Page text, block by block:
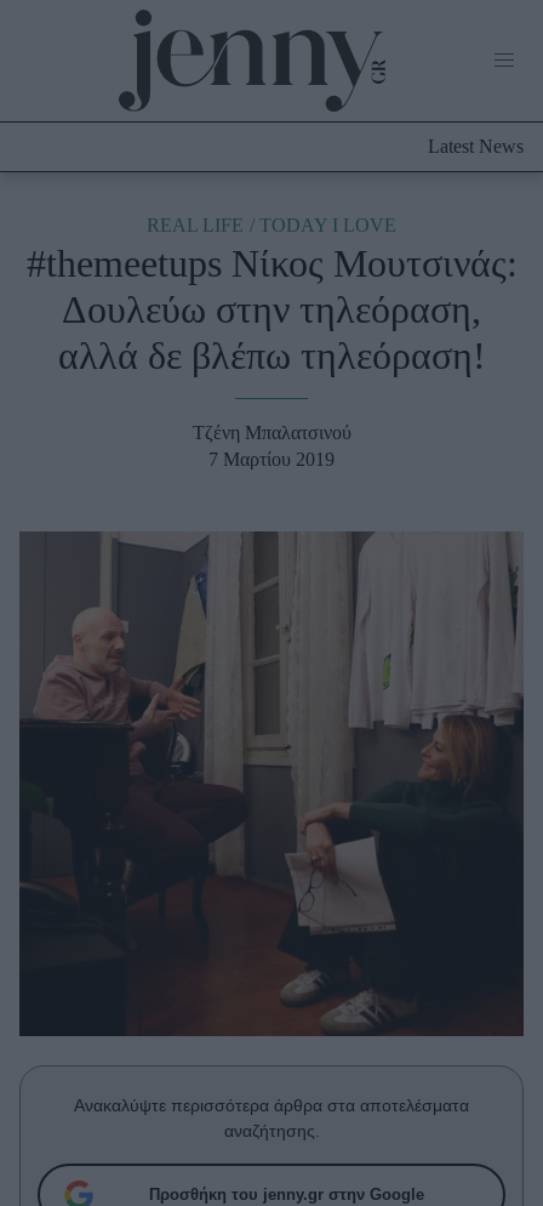
Culture
Fashion
Shopping
Styling Tips
Beauty - Ομορφιά
Μαλλιά - Νύχια
Well being
Ψυχολογία
Υγεία + Διατροφή
Woman Power
Πρόσωπα
Celebrities
True Stories
Latest News
REAL LIFE TODAY I LOVE
#themeetups Νίκος Μουτσινάς:
Δουλεύω στην τηλεόραση,
αλλά δε βλέπω τηλεόραση!
Τζένη Μπαλατσινού
7 Μαρτίου 2019
Ανακαλύψτε περισσότερα άρθρα στα αποτελέσματα
αναζήτησης.
Προσθήκη του jenny.gr στην Google